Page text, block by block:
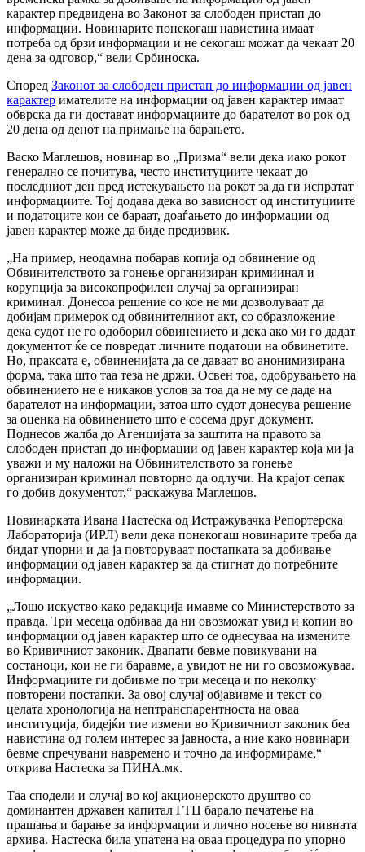
карактер предвидена во Законот за слободен пристап до
информации. Новинарите понекогаш навистина имаат
потреба од брзи информации и не секогаш можат да чекаат 20
дена за одговор,“ вели Србиноска.
Според Законот за слободен пристап до информации од јавен
карактер имателите на информации од јавен карактер имаат
обврска да ги достават информациите до барателот во рок од
20 дена од денот на примање на барањето.
Васко Маглешов, новинар во „Призма“ вели дека иако рокот
генерално се почитува, често институциите чекаат до
последниот ден пред истекувањето на рокот за да ги испратат
информациите. Тој додава дека во зависност од институциите
и податоците кои се бараат, доаѓањето до информации од
јавен карактер може да биде предизвик.
„На пример, неодамна побарав копија од обвинение од
Обвинителството за гонење организиран кримиинал и
корупција за високопрофилен случај за организиран
криминал. Донесоа решение со кое не ми дозволуваат да
добијам примерок од обвинителниот акт, со образложение
дека судот не го одоборил обвинението и дека ако ми го дадат
документот ќе се повредат личните податоци на обвинетите.
Но, праксата е, обвиненијата да се даваат во анонимизирана
форма, така што таа теза не држи. Освен тоа, одобрувањето на
обвинението не е никаков услов за тоа да не му се даде на
барателот на информации, затоа што судот донесува решение
за оценка на обвинението што е сосема друг документ.
Поднесов жалба до Агенцијата за заштита на правото за
слободен пристап до информации од јавен карактер која ми ја
уважи и му наложи на Обвинителството за гонење
организиран криминал повторно да одлучи. На крајот сепак
го добив документот,“ раскажува Маглешов.
Новинарката Ивана Настеска од Истражувачка Репортерска
Лабораторија (ИРЛ) вели дека понекогаш новинарите треба да
бидат упорни и да ја повторуваат постапката за добивање
информации од јавен карактер за да стигнат до потребните
информации.
„Лошо искуство како редакција имавме со Министерството за
правда. Три месеца одбиваа да ни овозможат увид и копии во
информации од јавен карактер што се однесуваа на измените
во Кривичниот законик. Двапати бевме повикувани на
состаноци, кои не ги баравме, а увидот не ни го овозможуваа.
Информациите ги добивме по три месеца и по неколку
повторени постапки. За овој случај објавивме и текст со
целата хронологија на нептранспарентноста на оваа
институција, бидејќи тие измени во Кривичниот законик беа
навистина од голем интерес за јавноста, а ние како новинари
бевме спречувани навремено и точно да информираме,“
открива Настеска за ПИНА.мк.
Таа сподели и случај во кој акционерското друштво со
доминантен државен капитал ГТЦ барало печатење на
прашања и барање за информации и лично носење во нивната
архива. Настеска била упатена на оваа процедура по упорно